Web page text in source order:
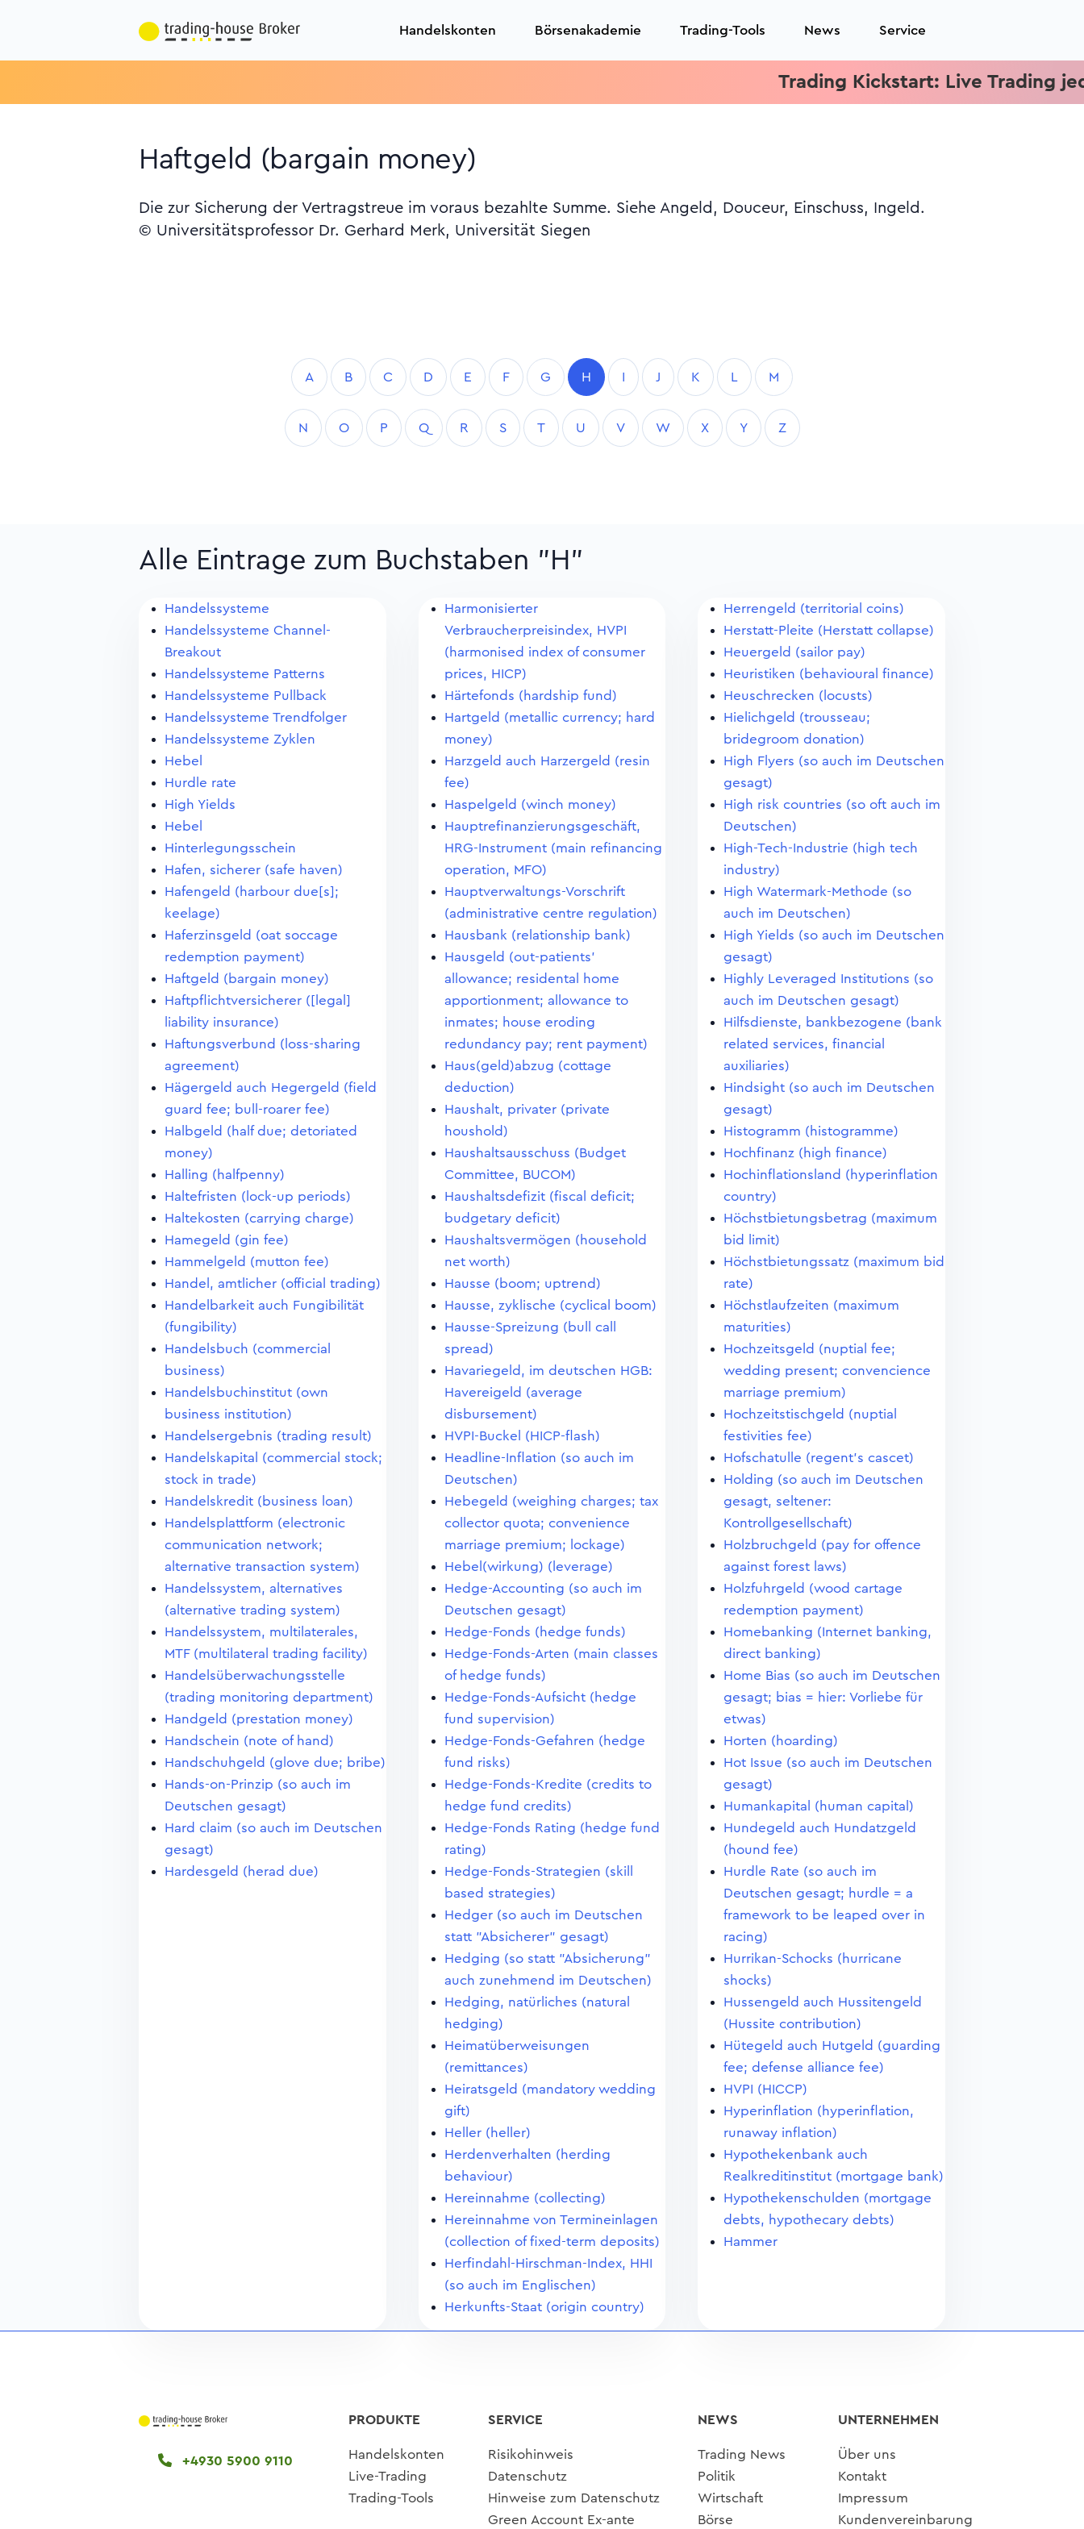
Handelskonten Börsenakademie Trading-Tools News Service
Trading Kickstart: Live Trading
Haftgeld (bargain money)
Die zur Sicherung der Vertragstreue im voraus bezahlte Summe. Siehe Angeld, Douceur, Einschuss, Ingeld.
© Universitätsprofessor Dr. Gerhard Merk, Universität Siegen
A B C D E F G H I J K L M
N O P Q R S T U V W X Y Z
Alle Eintrage zum Buchstaben "H"
Handelssysteme
Handelssysteme Channel-
Breakout
Handelssysteme Patterns
Handelssysteme Pullback
Handelssysteme Trendfolger
Handelssysteme Zyklen
Hebel
Hurdle rate
High Yields
Hebel
Hinterlegungsschein
Hafen, sicherer (safe haven)
Hafengeld (harbour due[s];
keelage)
Haferzinsgeld (oat soccage
redemption payment)
Haftgeld (bargain money)
Haftpflichtversicherer ([legal]
liability insurance)
Haftungsverbund (loss-sharing
agreement)
Hägergeld auch Hegergeld (field
guard fee; bull-roarer fee)
Halbgeld (half due; detoriated
money)
Halling (halfpenny)
Haltefristen (lock-up periods)
Haltekosten (carrying charge)
Hamegeld (gin fee)
Hammelgeld (mutton fee)
Handel, amtlicher (official trading)
Handelbarkeit auch Fungibilität
(fungibility)
Handelsbuch (commercial
business)
Handelsbuchinstitut (own
business institution)
Handelsergebnis (trading result)
Handelskapital (commercial stock;
stock in trade)
Handelskredit (business loan)
Handelsplattform (electronic
communication network;
alternative transaction system)
Handelssystem, alternatives
(alternative trading system)
Handelssystem, multilaterales,
MTF (multilateral trading facility)
Handelsüberwachungsstelle
(trading monitoring department)
Handgeld (prestation money)
Handschein (note of hand)
Handschuhgeld (glove due; bribe)
Hands-on-Prinzip (so auch im
Deutschen gesagt)
Hard claim (so auch im Deutschen
gesagt)
Hardesgeld (herad due)
Harmonisierter
Verbraucherpreisindex, HVPI
(harmonised index of consumer
prices, HICP)
Härtefonds (hardship fund)
Hartgeld (metallic currency; hard
money)
Harzgeld auch Harzergeld (resin
fee)
Haspelgeld (winch money)
Hauptrefinanzierungsgeschäft,
HRG-Instrument (main refinancing
operation, MFO)
Hauptverwaltungs-Vorschrift
(administrative centre regulation)
Hausbank (relationship bank)
Hausgeld (out-patients'
allowance; residental home
apportionment; allowance to
inmates; house eroding
redundancy pay; rent payment)
Haus(geld)abzug (cottage
deduction)
Haushalt, privater (private
houshold)
Haushaltsausschuss (Budget
Committee, BUCOM)
Haushaltsdefizit (fiscal deficit;
budgetary deficit)
Haushaltsvermögen (household
net worth)
Hausse (boom; uptrend)
Hausse, zyklische (cyclical boom)
Hausse-Spreizung (bull call
spread)
Havariegeld, im deutschen HGB:
Havereigeld (average
disbursement)
HVPI-Buckel (HICP-flash)
Headline-Inflation (so auch im
Deutschen)
Hebegeld (weighing charges; tax
collector quota; convenience
marriage premium; lockage)
Hebel(wirkung) (leverage)
Hedge-Accounting (so auch im
Deutschen gesagt)
Hedge-Fonds (hedge funds)
Hedge-Fonds-Arten (main classes
of hedge funds)
Hedge-Fonds-Aufsicht (hedge
fund supervision)
Hedge-Fonds-Gefahren (hedge
fund risks)
Hedge-Fonds-Kredite (credits to
hedge fund credits)
Hedge-Fonds Rating (hedge fund
rating)
Hedge-Fonds-Strategien (skill
based strategies)
Hedger (so auch im Deutschen
statt "Absicherer" gesagt)
Hedging (so statt "Absicherung"
auch zunehmend im Deutschen)
Hedging, natürliches (natural
hedging)
Heimatüberweisungen
(remittances)
Heiratsgeld (mandatory wedding
gift)
Heller (heller)
Herdenverhalten (herding
behaviour)
Hereinnahme (collecting)
Hereinnahme von Termineinlagen
(collection of fixed-term deposits)
Herfindahl-Hirschman-Index, HHI
(so auch im Englischen)
Herkunfts-Staat (origin country)
Herrengeld (territorial coins)
Herstatt-Pleite (Herstatt collapse)
Heuergeld (sailor pay)
Heuristiken (behavioural finance)
Heuschrecken (locusts)
Hielichgeld (trousseau;
bridegroom donation)
High Flyers (so auch im Deutschen
gesagt)
High risk countries (so oft auch im
Deutschen)
High-Tech-Industrie (high tech
industry)
High Watermark-Methode (so
auch im Deutschen)
High Yields (so auch im Deutschen
gesagt)
Highly Leveraged Institutions (so
auch im Deutschen gesagt)
Hilfsdienste, bankbezogene (bank
related services, financial
auxiliaries)
Hindsight (so auch im Deutschen
gesagt)
Histogramm (histogramme)
Hochfinanz (high finance)
Hochinflationsland (hyperinflation
country)
Höchstbietungsbetrag (maximum
bid limit)
Höchstbietungssatz (maximum bid
rate)
Höchstlaufzeiten (maximum
maturities)
Hochzeitsgeld (nuptial fee;
wedding present; convencience
marriage premium)
Hochzeitstischgeld (nuptial
festivities fee)
Hofschatulle (regent's cascet)
Holding (so auch im Deutschen
gesagt, seltener:
Kontrollgesellschaft)
Holzbruchgeld (pay for offence
against forest laws)
Holzfuhrgeld (wood cartage
redemption payment)
Homebanking (Internet banking,
direct banking)
Home Bias (so auch im Deutschen
gesagt; bias = hier: Vorliebe für
etwas)
Horten (hoarding)
Hot Issue (so auch im Deutschen
gesagt)
Humankapital (human capital)
Hundegeld auch Hundatzgeld
(hound fee)
Hurdle Rate (so auch im
Deutschen gesagt; hurdle = a
framework to be leaped over in
racing)
Hurrikan-Schocks (hurricane
shocks)
Hussengeld auch Hussitengeld
(Hussite contribution)
Hütegeld auch Hutgeld (guarding
fee; defense alliance fee)
HVPI (HICCP)
Hyperinflation (hyperinflation,
runaway inflation)
Hypothekenbank auch
Realkreditinstitut (mortgage bank)
Hypothekenschulden (mortgage
debts, hypothecary debts)
Hammer
+4930 5900 9110
PRODUKTE
Handelskonten
Live-Trading
Trading-Tools
SERVICE
Risikohinweis
Datenschutz
Hinweise zum Datenschutz
Green Account Ex-ante
NEWS
Trading News
Politik
Wirtschaft
Börse
UNTERNEHMEN
Über uns
Kontakt
Impressum
Kundenvereinbarung